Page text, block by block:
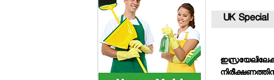
UK Special